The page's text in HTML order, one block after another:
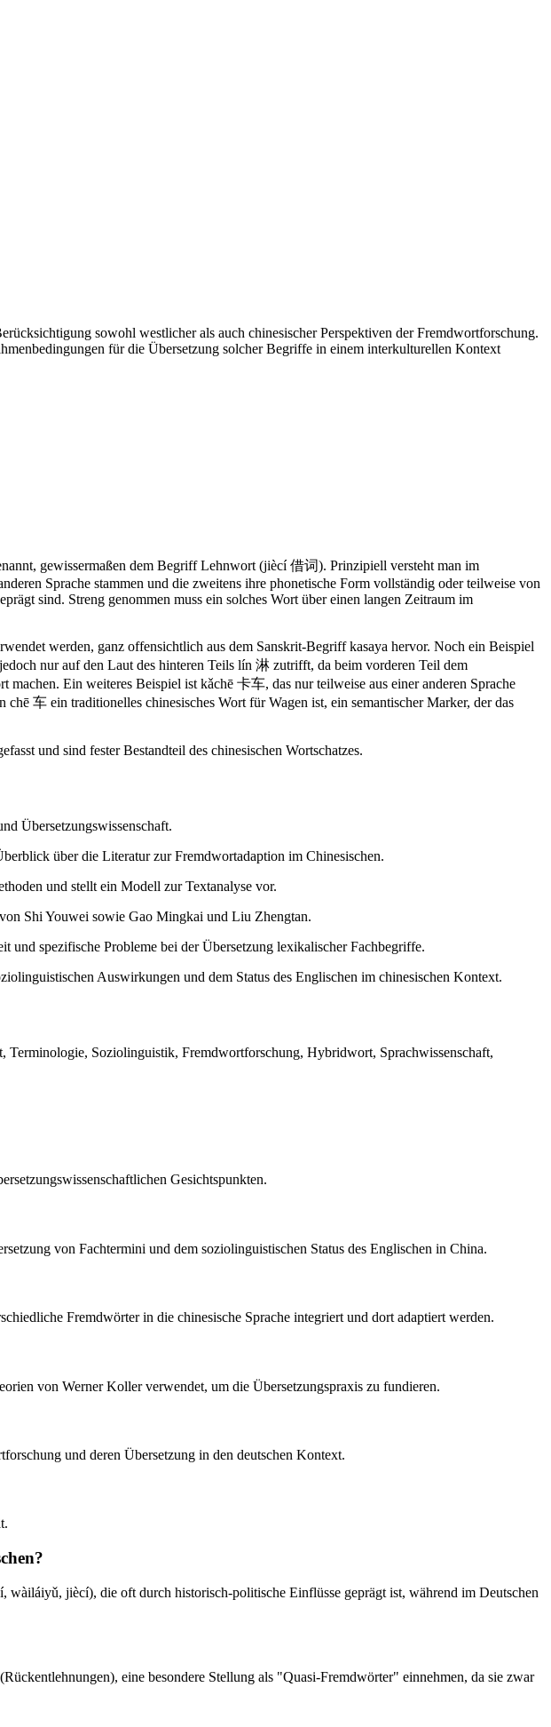
sowohl westlicher als auch chinesischer Perspektiven der Fremdwortforschung.
für die Übersetzung solcher Begriffe in einem interkulturellen Kontext
gewissermaßen dem Begriff Lehnwort (jiècí 借词). Prinzipiell versteht man im
Sprache stammen und die zweitens ihre phonetische Form vollständig oder teilweise von
sind. Streng genommen muss ein solches Wort über einen langen Zeitraum im
werden, ganz offensichtlich aus dem Sanskrit-Begriff kasaya hervor. Noch ein Beispiel
nur auf den Laut des hinteren Teils lín 淋 zutrifft, da beim vorderen Teil dem
Ein weiteres Beispiel ist kǎchē 卡车, das nur teilweise aus einer anderen Sprache
车 ein traditionelles chinesisches Wort für Wagen ist, ein semantischer Marker, der das
und sind fester Bestandteil des chinesischen Wortschatzes.
Übersetzungswissenschaft.
über die Literatur zur Fremdwortadaption im Chinesischen.
und stellt ein Modell zur Textanalyse vor.
Shi Youwei sowie Gao Mingkai und Liu Zhengtan.
und spezifische Probleme bei der Übersetzung lexikalischer Fachbegriffe.
Auswirkungen und dem Status des Englischen im chinesischen Kontext.
Soziolinguistik, Fremdwortforschung, Hybridwort, Sprachwissenschaft,
Gesichtspunkten.
von Fachtermini und dem soziolinguistischen Status des Englischen in China.
Fremdwörter in die chinesische Sprache integriert und dort adaptiert werden.
von Werner Koller verwendet, um die Übersetzungspraxis zu fundieren.
und deren Übersetzung in den deutschen Kontext.
jiècí), die oft durch historisch-politische Einflüsse geprägt ist, während im Deutschen
eine besondere Stellung als "Quasi-Fremdwörter" einnehmen, da sie zwar